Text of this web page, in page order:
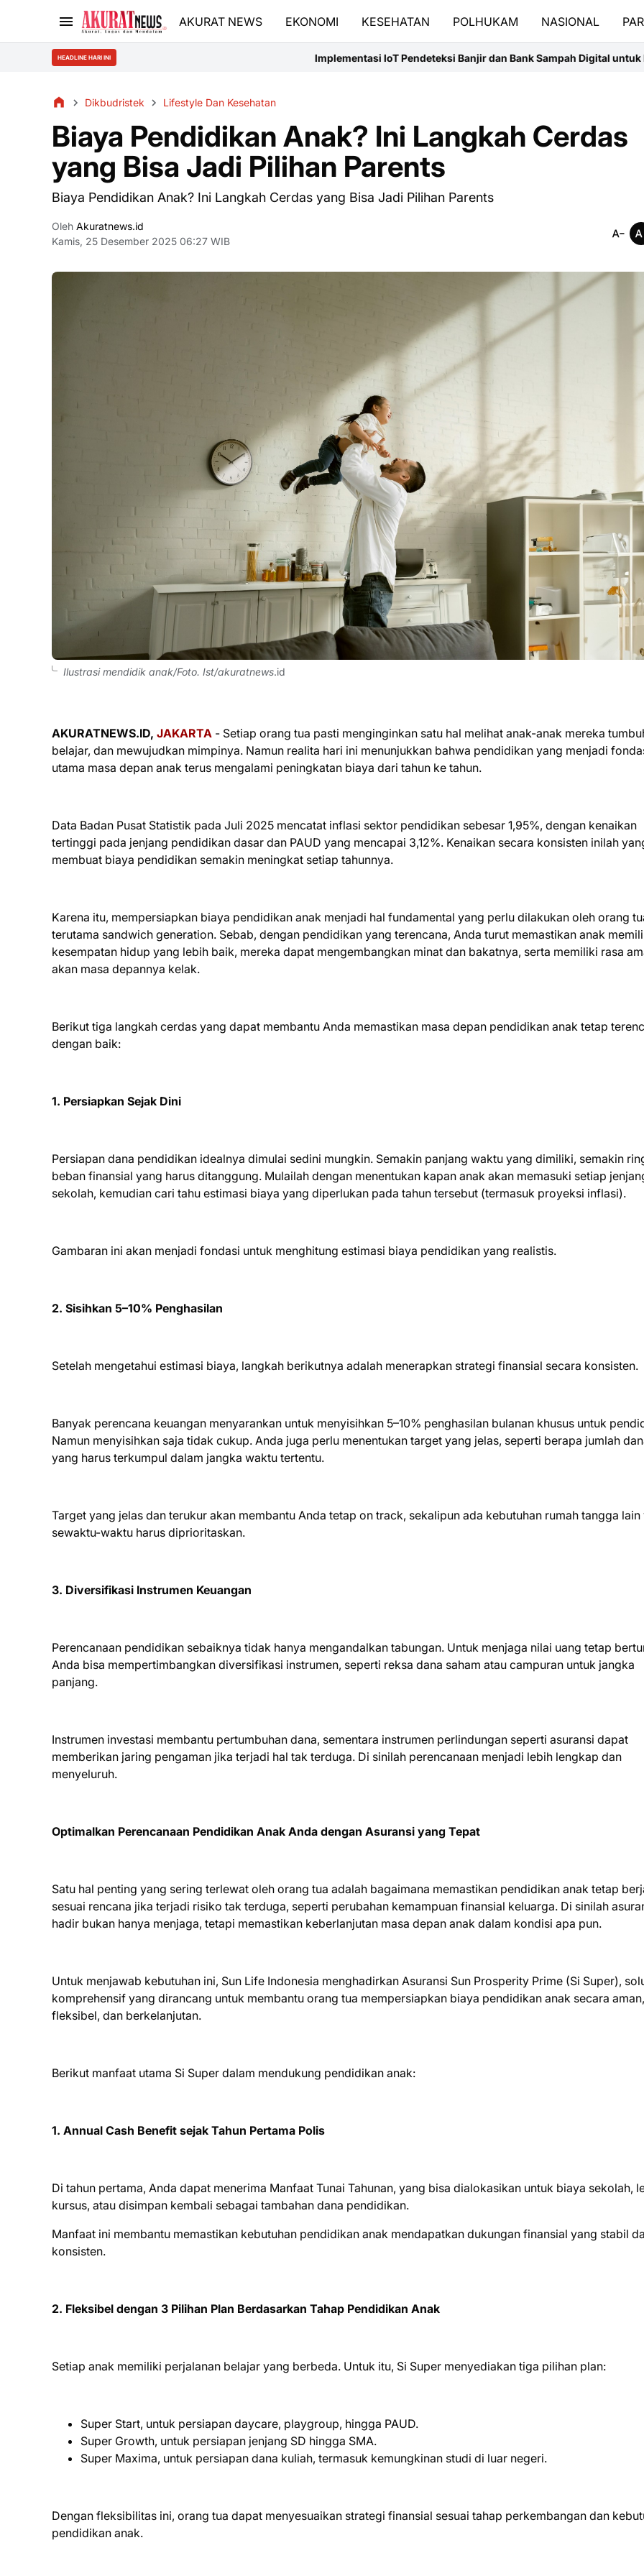
AKURAT NEWS EKONOMI KESEHATAN POLHUKAM NASIONAL
HEADLINE HARI INI Implementasi IoT Pendeteksi Banjir dan Bank Sampah Digital untuk Meningkatkan
Dikbudristek Lifestyle Dan Kesehatan
Biaya Pendidikan Anak? Ini Langkah Cerdas
yang Bisa Jadi Pilihan Parents
Biaya Pendidikan Anak? Ini Langkah Cerdas yang Bisa Jadi Pilihan Parents
Oleh Akuratnews.id
Kamis, 25 Desember 2025 06:27 WIB
Ilustrasi mendidik anak/Foto. Ist/akuratnews.id
AKURATNEWS.ID, JAKARTA - Setiap orang tua pasti menginginkan satu hal melihat anak-anak mereka
belajar, dan mewujudkan mimpinya. Namun realita hari ini menunjukkan bahwa pendidikan yang menjadi
utama masa depan anak terus mengalami peningkatan biaya dari tahun ke tahun.
Data Badan Pusat Statistik pada Juli 2025 mencatat inflasi sektor pendidikan sebesar 1,95%, dengan kenaikan
tertinggi pada jenjang pendidikan dasar dan PAUD yang mencapai 3,12%. Kenaikan secara konsisten inilah
membuat biaya pendidikan semakin meningkat setiap tahunnya.
Karena itu, mempersiapkan biaya pendidikan anak menjadi hal fundamental yang perlu dilakukan oleh orang
terutama sandwich generation. Sebab, dengan pendidikan yang terencana, Anda turut memastikan anak
kesempatan hidup yang lebih baik, mereka dapat mengembangkan minat dan bakatnya, serta memiliki rasa
akan masa depannya kelak.
Berikut tiga langkah cerdas yang dapat membantu Anda memastikan masa depan pendidikan anak tetap
dengan baik:
1. Persiapkan Sejak Dini
Persiapan dana pendidikan idealnya dimulai sedini mungkin. Semakin panjang waktu yang dimiliki, semakin
beban finansial yang harus ditanggung. Mulailah dengan menentukan kapan anak akan memasuki setiap
sekolah, kemudian cari tahu estimasi biaya yang diperlukan pada tahun tersebut (termasuk proyeksi inflasi).
Gambaran ini akan menjadi fondasi untuk menghitung estimasi biaya pendidikan yang realistis.
2. Sisihkan 5–10% Penghasilan
Setelah mengetahui estimasi biaya, langkah berikutnya adalah menerapkan strategi finansial secara konsisten.
Banyak perencana keuangan menyarankan untuk menyisihkan 5–10% penghasilan bulanan khusus untuk
Namun menyisihkan saja tidak cukup. Anda juga perlu menentukan target yang jelas, seperti berapa jumlah
yang harus terkumpul dalam jangka waktu tertentu.
Target yang jelas dan terukur akan membantu Anda tetap on track, sekalipun ada kebutuhan rumah tangga lain
sewaktu-waktu harus diprioritaskan.
3. Diversifikasi Instrumen Keuangan
Perencanaan pendidikan sebaiknya tidak hanya mengandalkan tabungan. Untuk menjaga nilai uang tetap
Anda bisa mempertimbangkan diversifikasi instrumen, seperti reksa dana saham atau campuran untuk jangka
panjang.
Instrumen investasi membantu pertumbuhan dana, sementara instrumen perlindungan seperti asuransi dapat
memberikan jaring pengaman jika terjadi hal tak terduga. Di sinilah perencanaan menjadi lebih lengkap dan
menyeluruh.
Optimalkan Perencanaan Pendidikan Anak Anda dengan Asuransi yang Tepat
Satu hal penting yang sering terlewat oleh orang tua adalah bagaimana memastikan pendidikan anak tetap
sesuai rencana jika terjadi risiko tak terduga, seperti perubahan kemampuan finansial keluarga. Di sinilah
hadir bukan hanya menjaga, tetapi memastikan keberlanjutan masa depan anak dalam kondisi apa pun.
Untuk menjawab kebutuhan ini, Sun Life Indonesia menghadirkan Asuransi Sun Prosperity Prime (Si Super),
komprehensif yang dirancang untuk membantu orang tua mempersiapkan biaya pendidikan anak secara aman,
fleksibel, dan berkelanjutan.
Berikut manfaat utama Si Super dalam mendukung pendidikan anak:
1. Annual Cash Benefit sejak Tahun Pertama Polis
Di tahun pertama, Anda dapat menerima Manfaat Tunai Tahunan, yang bisa dialokasikan untuk biaya sekolah,
kursus, atau disimpan kembali sebagai tambahan dana pendidikan.
Manfaat ini membantu memastikan kebutuhan pendidikan anak mendapatkan dukungan finansial yang stabil
konsisten.
2. Fleksibel dengan 3 Pilihan Plan Berdasarkan Tahap Pendidikan Anak
Setiap anak memiliki perjalanan belajar yang berbeda. Untuk itu, Si Super menyediakan tiga pilihan plan:
Super Start, untuk persiapan daycare, playgroup, hingga PAUD.
Super Growth, untuk persiapan jenjang SD hingga SMA.
Super Maxima, untuk persiapan dana kuliah, termasuk kemungkinan studi di luar negeri.
Dengan fleksibilitas ini, orang tua dapat menyesuaikan strategi finansial sesuai tahap perkembangan dan
pendidikan anak.